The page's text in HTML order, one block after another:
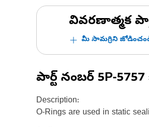
వివరణాత్మక
మీ సామగ్రిని
పార్ట్ నంబర్ 5P-5757
Description:
O-Rings are used in static